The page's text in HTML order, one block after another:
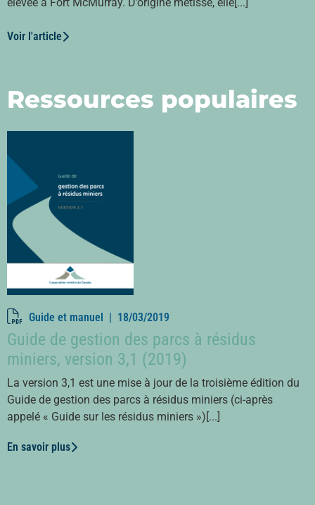
élevée à Fort McMurray. D’origine métisse, elle[...]
Voir l'article
Ressources populaires
Guide et manuel | 18/03/2019
Guide de gestion des parcs à résidus
miniers, version 3,1 (2019)
La version 3,1 est une mise à jour de la troisième édition du
Guide de gestion des parcs à résidus miniers (ci-après
appelé « Guide sur les résidus miniers »)[...]
En savoir plus